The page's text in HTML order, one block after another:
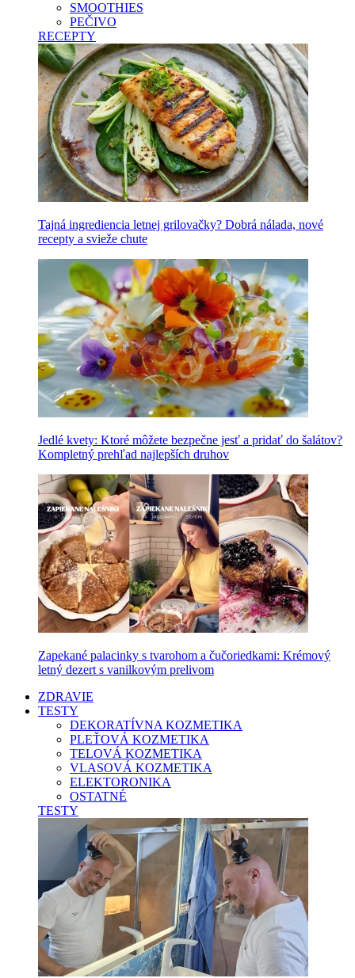
SMOOTHIES
PEČIVO
RECEPTY
Tajná ingrediencia letnej grilovačky? Dobrá nálada, nové
recepty a svieže chute
Jedlé kvety: Ktoré môžete bezpečne jesť a pridať do šalátov?
Kompletný prehľad najlepších druhov
Zapekané palacinky s tvarohom a čučoriedkami: Krémový
letný dezert s vanilkovým prelivom
ZDRAVIE
TESTY
DEKORATÍVNA KOZMETIKA
PLEŤOVÁ KOZMETIKA
TELOVÁ KOZMETIKA
VLASOVÁ KOZMETIKA
ELEKTORONIKA
OSTATNÉ
TESTY